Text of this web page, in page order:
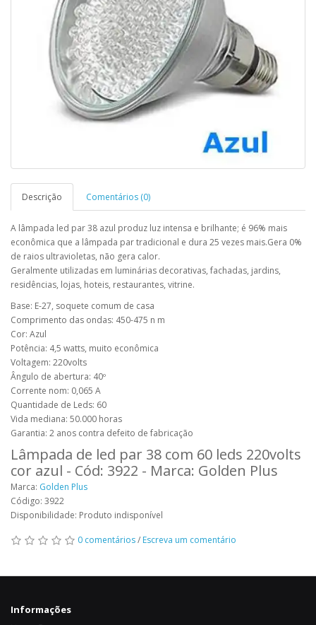
Descrição Comentários (0)
A lâmpada led par 38 azul produz luz intensa e brilhante; é 96% mais
econômica que a lâmpada par tradicional e dura 25 vezes mais.Gera 0%
de raios ultravioletas, não gera calor.
Geralmente utilizadas em luminárias decorativas, fachadas, jardins,
residências, lojas, hoteis, restaurantes, vitrine.
Base: E-27, soquete comum de casa
Comprimento das ondas: 450-475 n m
Cor: Azul
Potência: 4,5 watts, muito econômica
Voltagem: 220volts
Ângulo de abertura: 40º
Corrente nom: 0,065 A
Quantidade de Leds: 60
Vida mediana: 50.000 horas
Garantia: 2 anos contra defeito de fabricação
Lâmpada de led par 38 com 60 leds 220volts
cor azul - Cód: 3922 - Marca: Golden Plus
Marca: Golden Plus
Código: 3922
Disponibilidade: Produto indisponível
0 comentários/ Escreva um comentário
Informações